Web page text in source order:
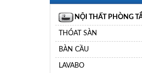
NỘI THẤT PHÒNG
THÓAT SÀN
BÀN CẦU
LAVABO